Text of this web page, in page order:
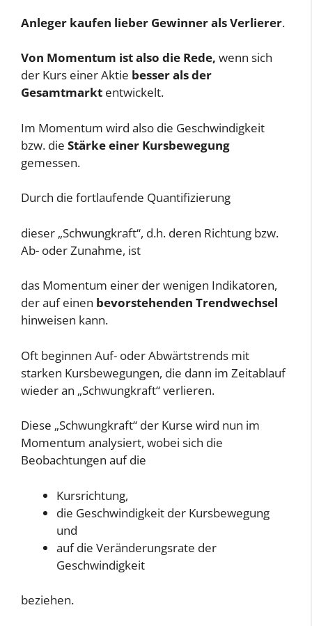
Anleger kaufen lieber Gewinner als Verlierer.
Von Momentum ist also die Rede, wenn sich
der Kurs einer Aktie besser als der
Gesamtmarkt entwickelt.
Im Momentum wird also die Geschwindigkeit
bzw. die Stärke einer Kursbewegung
gemessen.
Durch die fortlaufende Quantifizierung
dieser „Schwungkraft“, d.h. deren Richtung bzw.
Ab- oder Zunahme, ist
das Momentum einer der wenigen Indikatoren,
der auf einen bevorstehenden Trendwechsel
hinweisen kann.
Oft beginnen Auf- oder Abwärtstrends mit
starken Kursbewegungen, die dann im Zeitablauf
wieder an „Schwungkraft“ verlieren.
Diese „Schwungkraft“ der Kurse wird nun im
Momentum analysiert, wobei sich die
Beobachtungen auf die
Kursrichtung,
die Geschwindigkeit der Kursbewegung
und
auf die Veränderungsrate der
Geschwindigkeit
beziehen.